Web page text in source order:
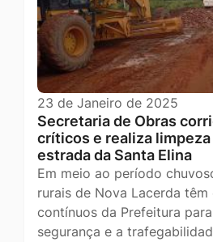
23 de Janeiro de 2025
Secretaria de Obras
críticos e realiza
estrada da Santa Elina
Em meio ao período
rurais de Nova Lacerda
contínuos da Prefeitura
segurança e a